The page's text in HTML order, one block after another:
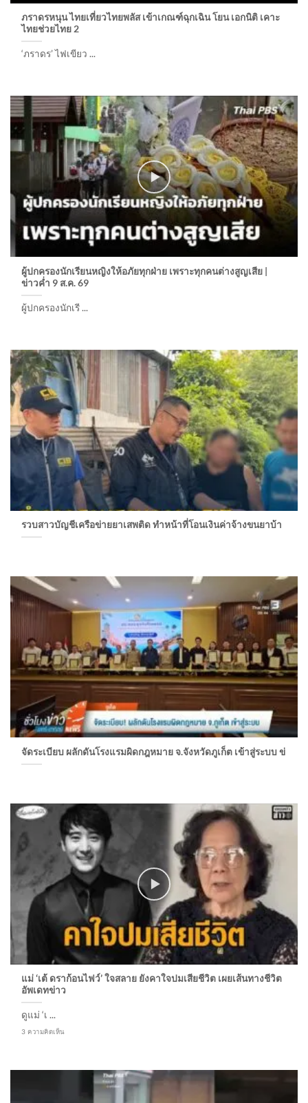
ภราดรหนุน ไทยเที่ยวไทยพลัส เข้าเกณฑ์ฉุกเฉิน โยน เอกนิติ เคาะ
ไทยช่วยไทย 2
‘ภราดร’ ไฟเขียว ...
ผู้ปกครองนักเรียนหญิงให้อภัยทุกฝ่าย เพราะทุกคนต่างสูญเสีย |
ข่าวค่ำ 9 ส.ค. 69
ผู้ปกครองนักเรี ...
รวบสาวบัญชีเครือข่ายยาเสพติด ทำหน้าที่โอนเงินค่าจ้างขนยาบ้า
จัดระเบียบ ผลักดันโรงแรมผิดกฎหมาย จ.จังหวัดภูเก็ต เข้าสู่ระบบ ข่
แม่ ‘เต้ ดราก้อนไฟว์’ ใจสลาย ยังคาใจปมเสียชีวิต เผยเส้นทางชีวิต
อัพเดทข่าว
ดูแม่ ‘เ ...
3 ความคิดเห็น